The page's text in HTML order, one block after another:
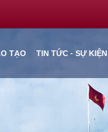
TẠO TIN TỨC - SỰ KIỆN